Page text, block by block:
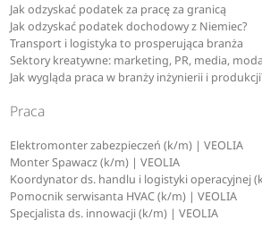
Jak odzyskać podatek za pracę za granicą
Jak odzyskać podatek dochodowy z Niemiec?
Transport i logistyka to prosperująca branża
Sektory kreatywne: marketing, PR, media, moda
Jak wygląda praca w branży inżynierii i
Praca
Elektromonter zabezpieczeń (k/m) | VEOLIA
Monter Spawacz (k/m) | VEOLIA
Koordynator ds. handlu i logistyki operacyjnej
Pomocnik serwisanta HVAC (k/m) | VEOLIA
Specjalista ds. innowacji (k/m) | VEOLIA